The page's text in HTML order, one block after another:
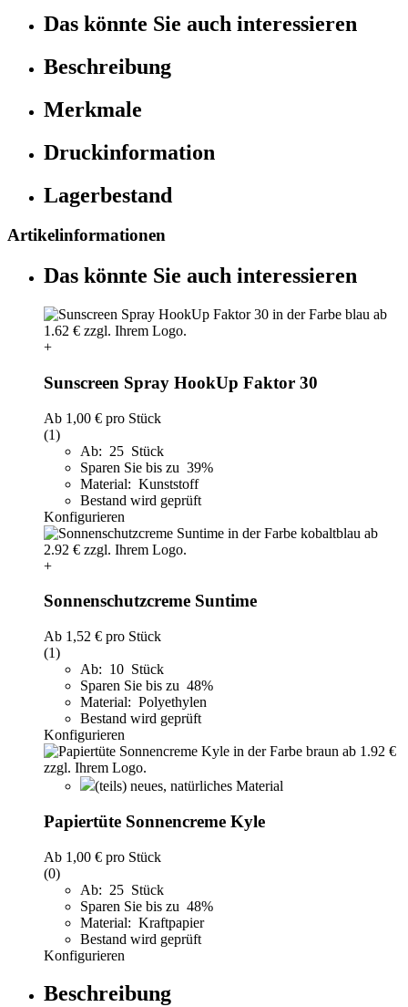
Das könnte Sie auch interessieren
Beschreibung
Merkmale
Druckinformation
Lagerbestand
Artikelinformationen
Das könnte Sie auch interessieren
+
Sunscreen Spray HookUp Faktor 30
Ab 1,00 € pro Stück
(1)
Ab: 25 Stück
Sparen Sie bis zu 39%
Material: Kunststoff
Bestand wird geprüft
Konfigurieren
+
Sonnenschutzcreme Suntime
Ab 1,52 € pro Stück
(1)
Ab: 10 Stück
Sparen Sie bis zu 48%
Material: Polyethylen
Bestand wird geprüft
Konfigurieren
(teils) neues, natürliches Material
Papiertüte Sonnencreme Kyle
Ab 1,00 € pro Stück
(0)
Ab: 25 Stück
Sparen Sie bis zu 48%
Material: Kraftpapier
Bestand wird geprüft
Konfigurieren
Beschreibung